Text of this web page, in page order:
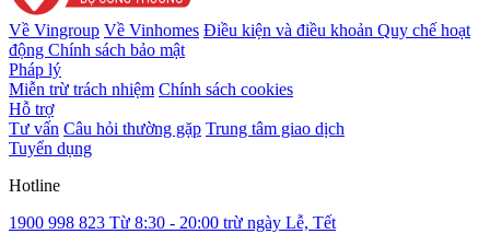
Về Vingroup Về Vinhomes Điều kiện và điều khoản Quy chế hoạt
động Chính sách bảo mật
Pháp lý
Miễn trừ trách nhiệm Chính sách cookies
Hỗ trợ
Tư vấn Câu hỏi thường gặp Trung tâm giao dịch
Tuyển dụng
Hotline
1900 998 823 Từ 8:30 - 20:00 trừ ngày Lễ, Tết